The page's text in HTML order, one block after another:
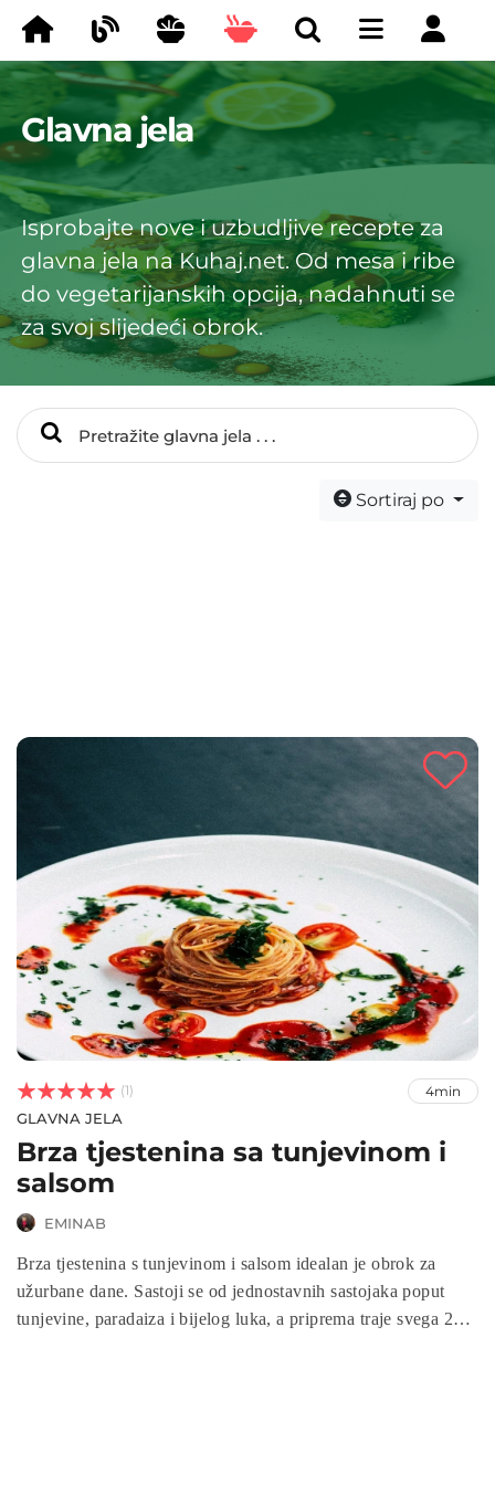
Glavna jela
Isprobajte nove i uzbudljive recepte za
glavna jela na Kuhaj.net. Od mesa i ribe
do vegetarijanskih opcija, nadahnuti se
za svoj slijedeći obrok.
Sortiraj po


 (1) 4min
GLAVNA JELA
Brza tjestenina sa tunjevinom i
salsom
EMINAB
Brza tjestenina s tunjevinom i salsom idealan je obrok za
užurbane dane. Sastoji se od jednostavnih sastojaka poput
tunjevine, paradaiza i bijelog luka, a priprema traje svega 20